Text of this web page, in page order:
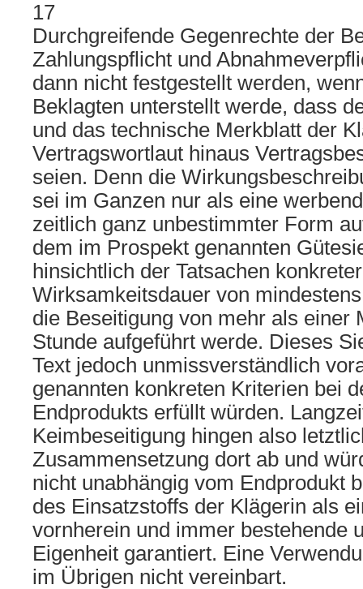
17
Durchgreifende Gegenrechte der
Zahlungspflicht und
dann nicht festgestellt werden,
Beklagten unterstellt werde, dass
und das technische Merkblatt der
Vertragswortlaut hinaus
seien. Denn die
sei im Ganzen nur als eine
zeitlich ganz unbestimmter Form
dem im Prospekt genannten
hinsichtlich der Tatsachen
Wirksamkeitsdauer von
die Beseitigung von mehr als einer
Stunde aufgeführt werde. Dieses
Text jedoch unmissverständlich
genannten konkreten Kriterien bei
Endprodukts erfüllt würden.
Keimbeseitigung hingen also
Zusammensetzung dort ab und
nicht unabhängig vom Endprodukt
des Einsatzstoffs der Klägerin als
vornherein und immer bestehende
Eigenheit garantiert. Eine
im Übrigen nicht vereinbart.